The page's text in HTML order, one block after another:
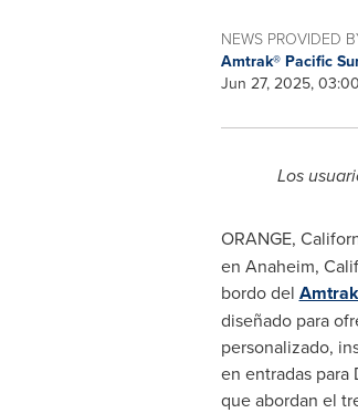
NEWS PROVIDED
Amtrak® Pacific
Jun 27, 2025,
Los
ORANGE,
en Anaheim,
bordo del
diseñado para
personalizado,
en entradas para
que abordan el